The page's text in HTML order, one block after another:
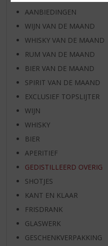
AANBIEDINGEN
WIJN VAN DE MAAND
WHISKY VAN DE MAAND
RUM VAN DE MAAND
BIER VAN DE MAAND
SPIRIT VAN DE MAAND
EXCLUSIEF TOPSLIJTER
WIJN
WHISKY
BIER
APERITIEF
GEDISTILLEERD OVERIG
SHOTJES
KANT EN KLAAR
FRISDRANK
GLASWERK
GESCHENKVERPAKKING